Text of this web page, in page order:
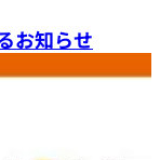
お知らせ